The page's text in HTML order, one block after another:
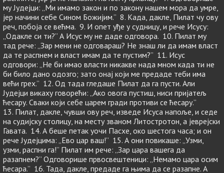
му Јудејци: „Ми имамо закон и по закону нашем мора да умре,
јер начини себе Сином Божијим.” 8. Када, дакле, Пилат чу ову
реч, побоја се већма. 9. И опет уђе у судницу, и рече Исусу:
„Одакле си ти?” А Исус му не даде одговора. 10. Пилат му
тад рече: „Зар мени не одговараш? Не знаш ли да имам власт
да те распнем и власт имам да те пустим?” 11. Исус
одговори: „Не би имао власти никакве нада мном када ти не
би било дано одозго; зато онај који ме предаде теби има
већи грех.” 12. Од тада гледаше Пилат да га пусти. Али
Јудејци викаху говорећи: „Ако овога пустиш, ниси пријатељ
ћесару. Сваки који себе царем гради противи се ћесару.”
13. Пилат, дакле, чувши ову реч, изведе Исуса напоље, и седе
на судијску столицу, на месту званом Литостротон, а јеврејски
Гавата. 14. А беше петак уочи Пасхе, око шестога часа; и он
рече Јудејцима: „Ево цар ваш!” 15. А они повикаше: „Узми,
узми, распни га!” Пилат им рече: „Зар цара вашега да
разапнем?” Одговорише првосвештеници: „Немамо цара осим
ћесара.” 16. Тада, дакле, предаде га њима да се разапне. А